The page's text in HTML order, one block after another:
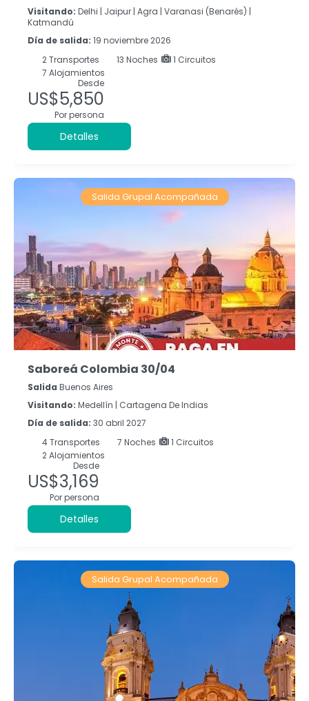
Visitando: Delhi | Jaipur | Agra | Varanasi (Benarés) |
Katmandú
Día de salida: 19 noviembre 2026
2Transportes 13 Noches
1 Circuitos
7 Alojamientos
Desde
US$5,850
Por persona
Detalles
Salida Grupal Acompañada
Saboreá Colombia 30/04
Salida Buenos Aires
Visitando: Medellín | Cartagena De Indias
Día de salida: 30 abril 2027
4Transportes 7 Noches
1 Circuitos
2 Alojamientos
Desde
US$3,169
Por persona
Detalles
Salida Grupal Acompañada